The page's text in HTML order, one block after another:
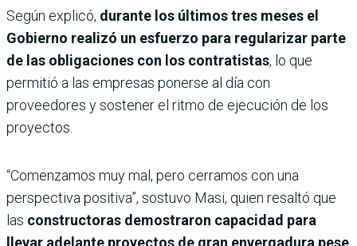
Según explicó, durante los últimos tres meses el
Gobierno realizó un esfuerzo para regularizar parte
de las obligaciones con los contratistas, lo que
permitió a las empresas ponerse al día con
proveedores y sostener el ritmo de ejecución de los
proyectos.
“Comenzamos muy mal, pero cerramos con una
perspectiva positiva”, sostuvo Masi, quien resaltó que
las constructoras demostraron capacidad para
llevar adelante proyectos de gran envergadura pese